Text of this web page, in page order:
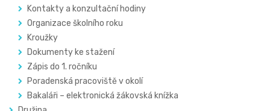
Kontakty a konzultační hodiny
Organizace školního roku
Kroužky
Dokumenty ke stažení
Zápis do 1. ročníku
Poradenská pracoviště v okolí
Bakaláři – elektronická žákovská knížka